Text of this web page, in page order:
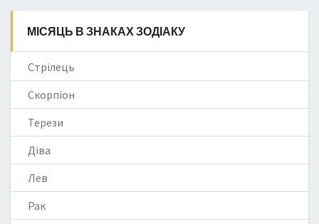
МІСЯЦЬ В ЗНАКАХ ЗОДІАКУ
Стрілець
Скорпіон
Терези
Діва
Лев
Рак